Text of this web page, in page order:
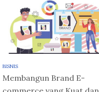
BISNIS
Membangun Brand E-